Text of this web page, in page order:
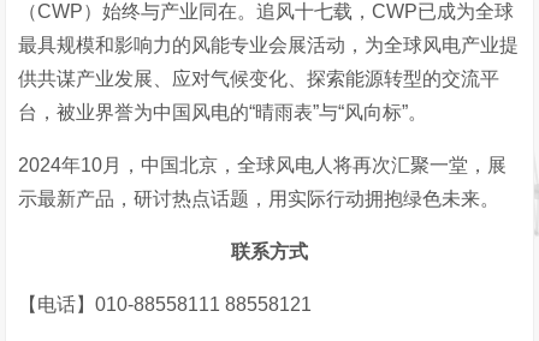
（CWP）始终与产业同在。追风十七载，CWP已成为全球
最具规模和影响力的风能专业会展活动，为全球风电产业提
供共谋产业发展、应对气候变化、探索能源转型的交流平
台，被业界誉为中国风电的“晴雨表”与“风向标”。
2024年10月，中国北京，全球风电人将再次汇聚一堂，展
示最新产品，研讨热点话题，用实际行动拥抱绿色未来。
联系方式
【电话】010-88558111 88558121